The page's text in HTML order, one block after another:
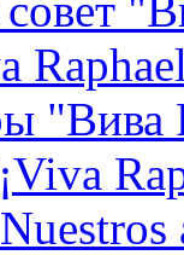
"Вива